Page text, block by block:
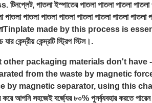
ইস্পাতের পাতলা পাতলা পাতলা পাতলা পাতলা
পাতলা পাতলা পাতলা পাতলা পাতলা পাতলা পাতলা
পাতলা পাতলাTinplate made by this
কেন্দ্রীয় কেন্দ্রটি স্ট্রিপ স্টিল।.
packaging materials don't have -
from the waste by magnetic
by magnetic separator, using this
আপনি সহজেই বর্জ্যের ৮০% পুনর্ব্যবহার